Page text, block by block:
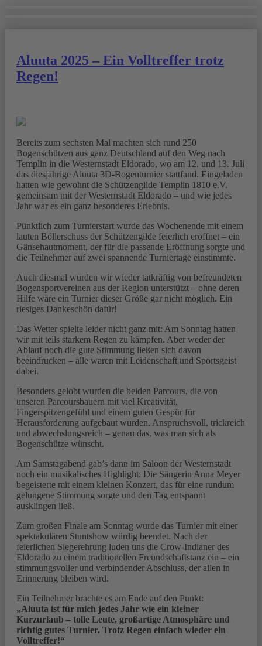
Aluuta 2025 – Ein Volltreffer trotz
Regen!
Bereits zum sechsten Mal machten sich rund 250
Bogenschützen aus ganz Deutschland auf den Weg nach
Templin in die Westernstadt Eldorado, wo am 12. und 13. Juli
das diesjährige Aluuta 3D-Bogenturnier stattfand. Eingeladen
hatten wie gewohnt die Schützengilde Templin 1810 e.V.
gemeinsam mit der Westernstadt Eldorado – und wie jedes
Jahr war es ein ganz besonderes Erlebnis.
Pünktlich zum Turnierstart wurde das Wochenende mit einem
lauten Böllerschuss der Schützengilde feierlich eröffnet – ein
Gänsehautmoment, der für die passende Eröffnung sorgte und
die Teilnehmer auf zwei spannende Turniertage einstimmte.
Auch diesmal wurden wir wieder tatkräftig von befreundeten
Bogensportvereinen aus der Region unterstützt – ohne deren
Hilfe wäre ein Turnier dieser Größe gar nicht möglich. Ein
riesiges Dankeschön dafür!
Das Wetter spielte leider nicht ganz mit: Am Sonntag hatten
wir mit teils starkem Regen zu kämpfen. Aber weder der
Ablauf noch die gute Stimmung ließen sich davon
beeindrucken – alle waren mit Leidenschaft und Sportsgeist
dabei.
Besonders gelobt wurden die beiden Parcours, die von
unseren Parcoursbauern mit viel Kreativität,
Fingerspitzengefühl und einem guten Gespür für
Herausforderung aufgebaut wurden. Anspruchsvoll, trickreich
und abwechslungsreich – genau das, was man sich als
Bogenschütze wünscht.
Am Samstagabend gab’s dann im Saloon der Westernstadt
noch ein musikalisches Highlight: Die Sängerin Anna Meyer
begeisterte mit einem kleinen Konzert, das für eine rundum
gelungene Stimmung sorgte und den Tag entspannt
ausklingen ließ.
Zum großen Finale am Sonntag wurde das Turnier mit einer
spektakulären Stuntshow würdig beendet. Nach der
feierlichen Siegerehrung luden uns die Crow-Indianer des
Eldorado zu einem traditionellen Freundschaftstanz ein – ein
stimmungsvoller und verbindender Abschluss, der allen in
Erinnerung bleiben wird.
Ein Teilnehmer brachte es am Ende auf den Punkt:
„Aluuta ist für mich jedes Jahr wie ein kleiner
Kurzurlaub – tolle Leute, großartige Atmosphäre und
richtig gutes Turnier. Trotz Regen einfach wieder ein
Volltreffer!“